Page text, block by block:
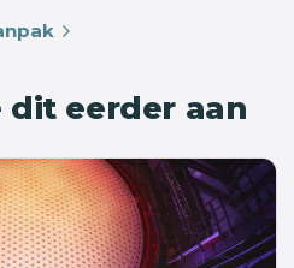
eerder aan